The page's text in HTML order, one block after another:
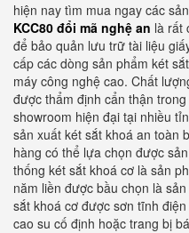
hiện nay tìm mua ngay các
KCC80 đổi mã nghệ an là rất
để bảo quản lưu trữ tài liệu
cấp các dòng sản phẩm két
máy công nghệ cao. Chất
được thẩm định cẩn thận
showroom hiện đại tại nhiều
sản xuất két sắt khoá an toàn
hàng có thể lựa chọn được
thống két sắt khoá cơ là sản
năm liền được bầu chọn là
sắt khoá cơ được sơn tĩnh
cao su cố định hoặc trang bị